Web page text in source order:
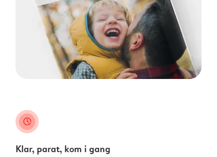
clock_check
Klar, parat, kom i gang